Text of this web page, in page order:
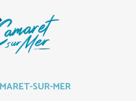
SUR-MER